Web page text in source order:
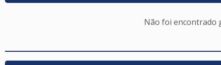
Não foi encontrado